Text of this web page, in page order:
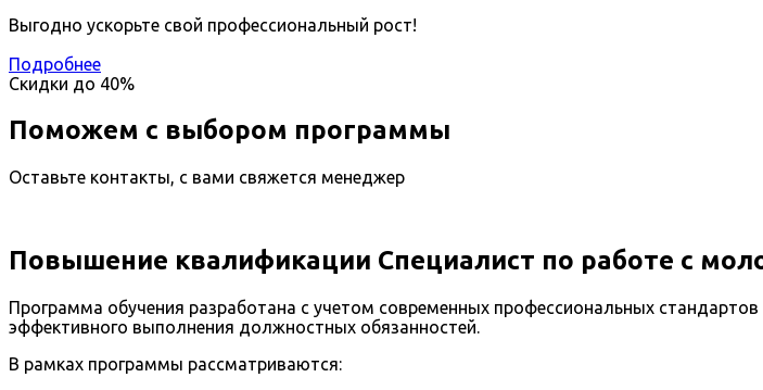
Выгодно ускорьте свой профессиональный рост!
Подробнее
Скидки до 40%
Поможем с выбором программы
Оставьте контакты, с вами свяжется менеджер
Повышение квалификации Специалист по работе с
Программа обучения разработана с учетом современных профессиональных
эффективного выполнения должностных обязанностей.
В рамках программы рассматриваются: